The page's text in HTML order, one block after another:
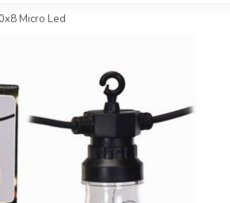
Micro Led